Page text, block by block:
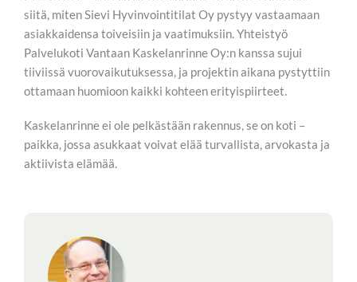
siitä, miten Sievi Hyvinvointitilat Oy pystyy vastaamaan
asiakkaidensa toiveisiin ja vaatimuksiin. Yhteistyö
Palvelukoti Vantaan Kaskelanrinne Oy:n kanssa sujui
tiiviissä vuorovaikutuksessa, ja projektin aikana pystyttiin
ottamaan huomioon kaikki kohteen erityispiirteet.
Kaskelanrinne ei ole pelkästään rakennus, se on koti –
paikka, jossa asukkaat voivat elää turvallista, arvokasta ja
aktiivista elämää.